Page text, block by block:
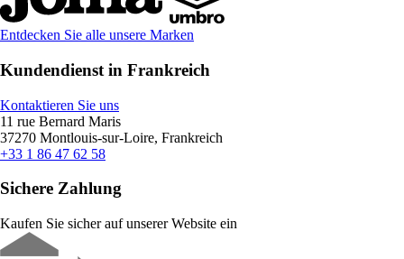
Entdecken Sie alle unsere Marken
Kundendienst in Frankreich
Kontaktieren Sie uns
11 rue Bernard Maris
37270 Montlouis-sur-Loire, Frankreich
+33 1 86 47 62 58
Sichere Zahlung
Kaufen Sie sicher auf unserer Website ein